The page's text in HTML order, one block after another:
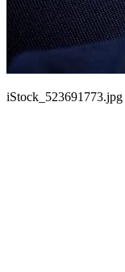
iStock_523691773.jpg